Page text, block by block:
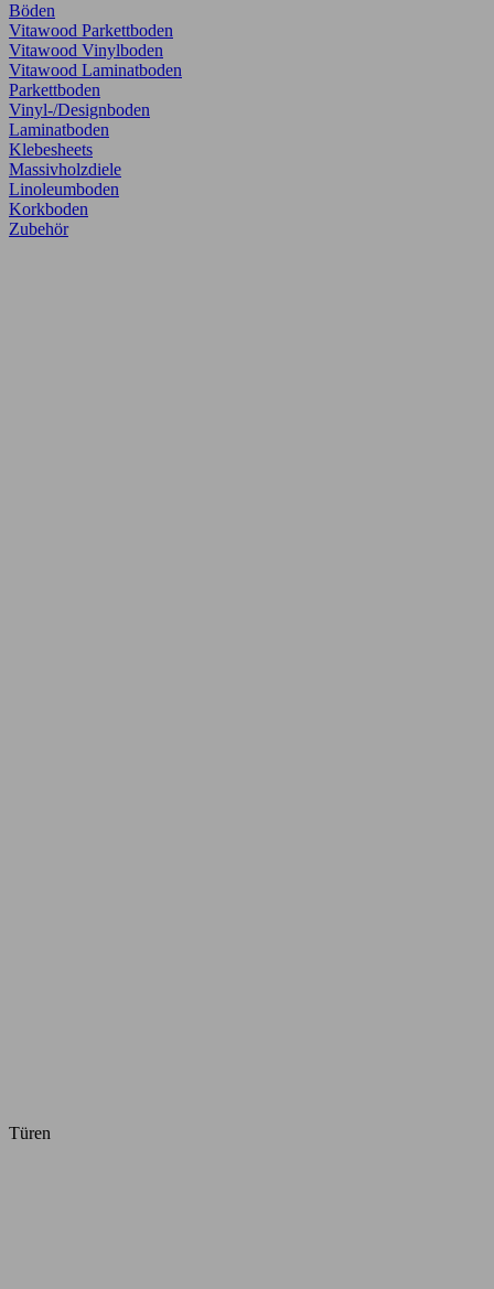
Böden
Vitawood Parkettboden
Vitawood Vinylboden
Vitawood Laminatboden
Parkettboden
Vinyl-/Designboden
Laminatboden
Klebesheets
Massivholzdiele
Linoleumboden
Korkboden
Zubehör
Türen